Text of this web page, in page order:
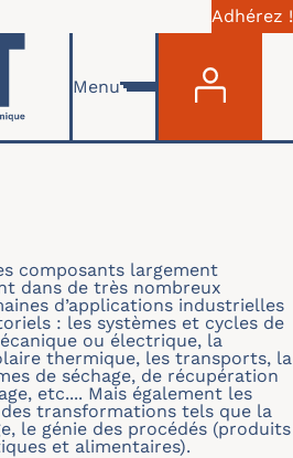
Adhérez !
Menu
composants largement
dans de très nombreux
d’applications industrielles
: les systèmes et cycles de
ou électrique, la
thermique, les transports, la
de séchage, de récupération
etc.... Mais également les
transformations tels que la
le génie des procédés (produits
et alimentaires).